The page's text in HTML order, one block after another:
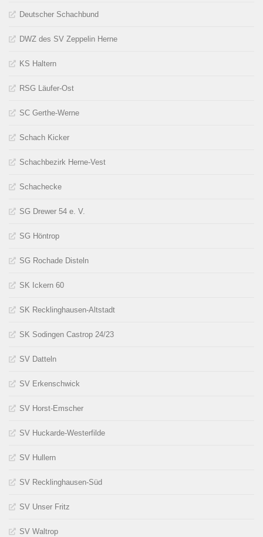
Deutscher Schachbund
DWZ des SV Zeppelin Herne
KS Haltern
RSG Läufer-Ost
SC Gerthe-Werne
Schach Kicker
Schachbezirk Herne-Vest
Schachecke
SG Drewer 54 e. V.
SG Höntrop
SG Rochade Disteln
SK Ickern 60
SK Recklinghausen-Altstadt
SK Sodingen Castrop 24/23
SV Datteln
SV Erkenschwick
SV Horst-Emscher
SV Huckarde-Westerfilde
SV Hullern
SV Recklinghausen-Süd
SV Unser Fritz
SV Waltrop